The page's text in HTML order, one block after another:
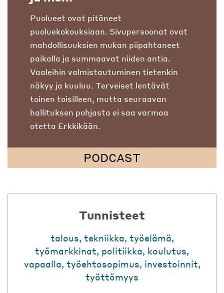
Puolueet ovat pitäneet
puoluekokouksiaan. Sivupersoonat ovat
mahdollisuuksien mukan piipahtaneet
paikalla ja summaavat niiden antia.
Vaaleihin valmistautuminen tietenkin
näkyy ja kuuluu. Terveiset lentävät
toinen toisilleen, mutta seuraavan
hallituksen pohjasta ei saa varmaa
otetta Erkkikään.
PODCAST
Tunnisteet
talous, tekniikka, työelämä,
työmarkkinat, politiikka, koulutus,
vapaalla, työehtosopimus, investoinnit,
työttömyys